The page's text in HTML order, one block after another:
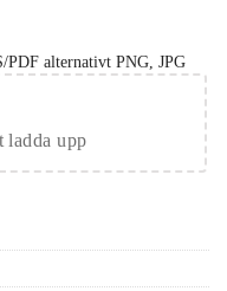
PDF alternativt PNG, JPG
ladda upp